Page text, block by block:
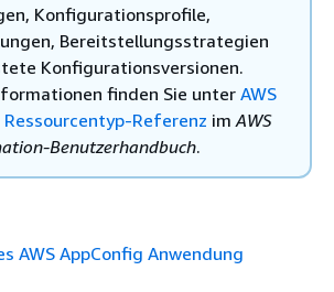
Konfigurationsprofile,
Bereitstellungsstrategien
Konfigurationsversionen.
finden Sie unter AWS
Ressourcentyp-Referenz imAWS
Benutzerhandbuch.
AWS AppConfig Anwendung